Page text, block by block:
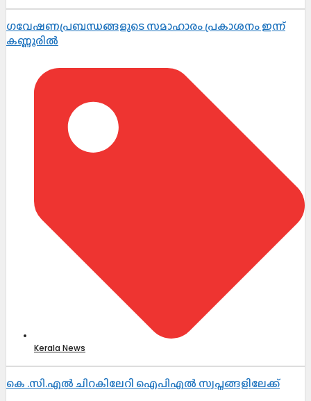
ഗവേഷണപ്രബന്ധങ്ങളുടെ സമാഹാരം പ്രകാശനം ഇന്ന്
കണ്ണൂരിൽ
Kerala News
കെ .സി.എൽ ചിറകിലേറി ഐപിഎൽ സ്വപ്നങ്ങളിലേക്ക്